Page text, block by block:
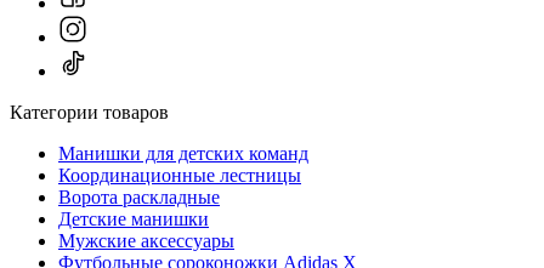
Категории товаров
Манишки для детских команд
Координационные лестницы
Ворота раскладные
Детские манишки
Мужские аксессуары
Футбольные сороконожки Adidas Х